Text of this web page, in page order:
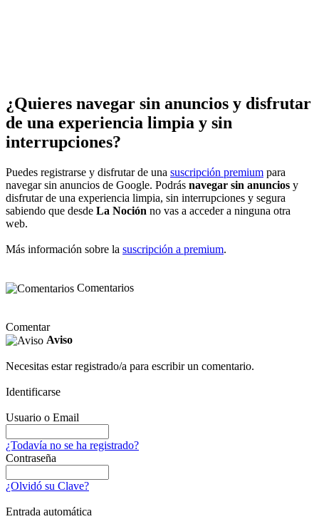
¿Quieres navegar sin anuncios y disfrutar
de una experiencia limpia y sin
interrupciones?
Puedes registrarse y disfrutar de una suscripción premium para
navegar sin anuncios de Google. Podrás navegar sin anuncios y
disfrutar de una experiencia limpia, sin interrupciones y segura
sabiendo que desde La Noción no vas a acceder a ninguna otra
web.
Más información sobre la suscripción a premium.
Comentarios
Comentar
Aviso
Necesitas estar registrado/a para escribir un comentario.
Identificarse
Usuario o Email
¿Todavía no se ha registrado?
Contraseña
¿Olvidó su Clave?
Entrada automática